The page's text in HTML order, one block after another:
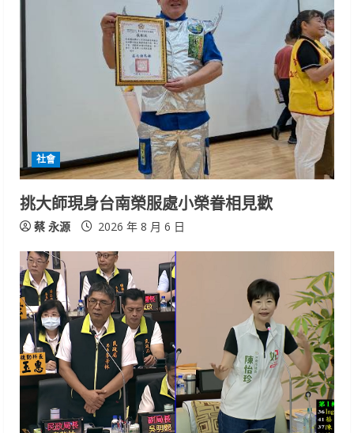
社會
挑大師現身台南榮服處小榮眷相見歡
蔡 永源 2026 年 8 月 6 日